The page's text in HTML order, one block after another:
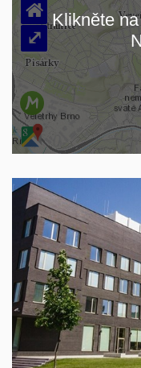
⌂
⤢
Klikněte